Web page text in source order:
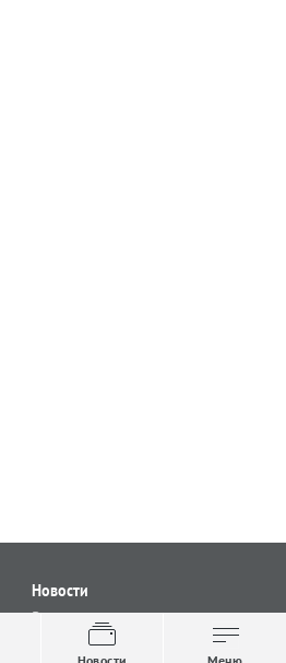
Новости
Все новости
Общество